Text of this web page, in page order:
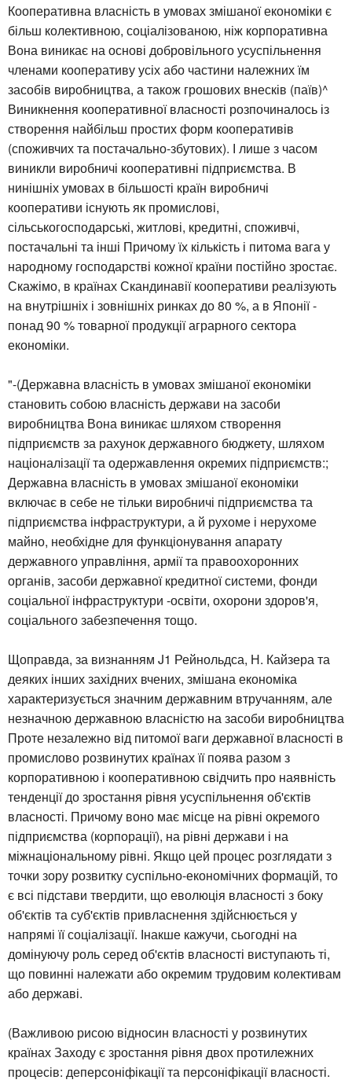
Кооперативна власність в умовах змішаної економіки є
більш колективною, соціалізованою, ніж корпоративна
Вона виникає на основі добровільного усуспільнення
членами кооперативу усіх або частини належних їм
засобів виробництва, а також грошових внесків (паїв)^
Виникнення кооперативної власності розпочиналось із
створення найбільш простих форм кооперативів
(споживчих та постачально-збутових). І лише з часом
виникли виробничі кооперативні підприємства. В
нинішніх умовах в більшості країн виробничі
кооперативи існують як промислові,
сільськогосподарські, житлові, кредитні, споживчі,
постачальні та інші Причому їх кількість і питома вага у
народному господарстві кожної країни постійно зростає.
Скажімо, в країнах Скандинавії кооперативи реалізують
на внутрішніх і зовнішніх ринках до 80 %, а в Японії -
понад 90 % товарної продукції аграрного сектора
економіки.
"-(Державна власність в умовах змішаної економіки
становить собою власність держави на засоби
виробництва Вона виникає шляхом створення
підприємств за рахунок державного бюджету, шляхом
націоналізації та одержавлення окремих підприємств:;
Державна власність в умовах змішаної економіки
включає в себе не тільки виробничі підприємства та
підприємства інфраструктури, а й рухоме і нерухоме
майно, необхідне для функціонування апарату
державного управління, армії та правоохоронних
органів, засоби державної кредитної системи, фонди
соціальної інфраструктури -освіти, охорони здоров'я,
соціального забезпечення тощо.
Щоправда, за визнанням J1 Рейнольдса, Н. Кайзера та
деяких інших західних вчених, змішана економіка
характеризується значним державним втручанням, але
незначною державною власністю на засоби виробництва
Проте незалежно від питомої ваги державної власності в
промислово розвинутих країнах її поява разом з
корпоративною і кооперативною свідчить про наявність
тенденції до зростання рівня усуспільнення об'єктів
власності. Причому воно має місце на рівні окремого
підприємства (корпорації), на рівні держави і на
міжнаціональному рівні. Якщо цей процес розглядати з
точки зору розвитку суспільно-економічних формацій, то
є всі підстави твердити, що еволюція власності з боку
об'єктів та суб'єктів привласнення здійснюється у
напрямі її соціалізації. Інакше кажучи, сьогодні на
домінуючу роль серед об'єктів власності виступають ті,
що повинні належати або окремим трудовим колективам
або державі.
(Важливою рисою відносин власності у розвинутих
країнах Заходу є зростання рівня двох протилежних
процесів: деперсоніфікації та персоніфікації власності.